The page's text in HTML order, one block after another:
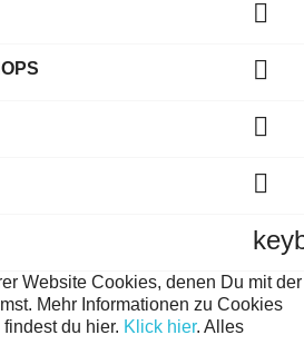




Website Cookies, denen Du mit der
Mehr Informationen zu Cookies
du hier. Klick hier. Alles